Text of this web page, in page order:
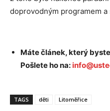
doprovodným programem a
Máte článek, který
Pošlete ho na:
TAGS děti Litoměřice